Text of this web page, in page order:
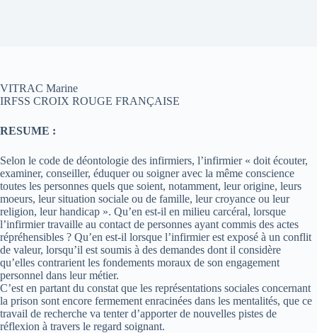
VITRAC Marine
IRFSS CROIX ROUGE FRANÇAISE
RESUME :
Selon le code de déontologie des infirmiers, l’infirmier « doit écouter,
examiner, conseiller, éduquer ou soigner avec la même conscience
toutes les personnes quels que soient, notamment, leur origine, leurs
moeurs, leur situation sociale ou de famille, leur croyance ou leur
religion, leur handicap ». Qu’en est-il en milieu carcéral, lorsque
l’infirmier travaille au contact de personnes ayant commis des actes
répréhensibles ? Qu’en est-il lorsque l’infirmier est exposé à un conflit
de valeur, lorsqu’il est soumis à des demandes dont il considère
qu’elles contrarient les fondements moraux de son engagement
personnel dans leur métier.
C’est en partant du constat que les représentations sociales concernant
la prison sont encore fermement enracinées dans les mentalités, que ce
travail de recherche va tenter d’apporter de nouvelles pistes de
réflexion à travers le regard soignant.